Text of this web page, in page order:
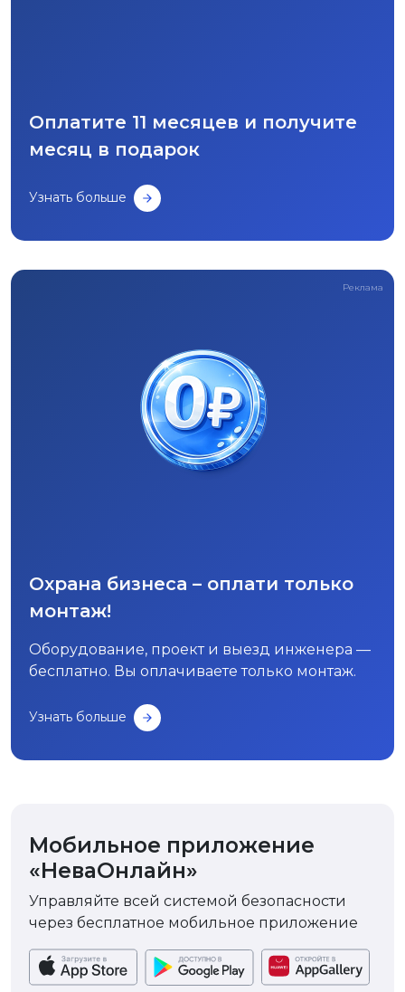
Оплатите 11 месяцев и получите
месяц в подарок
Узнать больше
Охрана бизнеса – оплати только
монтаж!
Оборудование, проект и выезд инженера —
бесплатно. Вы оплачиваете только монтаж.
Узнать больше
Реклама
Мобильное приложение
«НеваОнлайн»
Управляйте всей системой безопасности
через бесплатное мобильное приложение